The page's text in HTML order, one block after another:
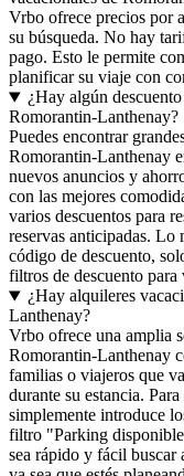
Vrbo ofrece precios por
su búsqueda. No hay
pago. Esto le permite
planificar su viaje con
¿Hay algún
Romorantin-Lanthenay?
Puedes encontrar
Romorantin-Lanthenay
nuevos anuncios y
con las mejores
varios descuentos para
reservas anticipadas. Lo
código de descuento,
filtros de descuento para
¿Hay alquileres
Lanthenay?
Vrbo ofrece una amplia
Romorantin-Lanthenay
familias o viajeros que
durante su estancia.
simplemente introduce
filtro "Parking
sea rápido y fácil buscar